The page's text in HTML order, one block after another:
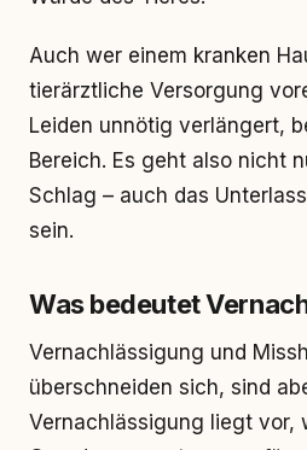
Auch wer einem kranken
tierärztliche Versorgung
Leiden unnötig verlängert,
Bereich. Es geht also nicht
Schlag – auch das
sein.
Was bedeutet
Vernachlässigung und
überschneiden sich, sind
Vernachlässigung liegt vor,